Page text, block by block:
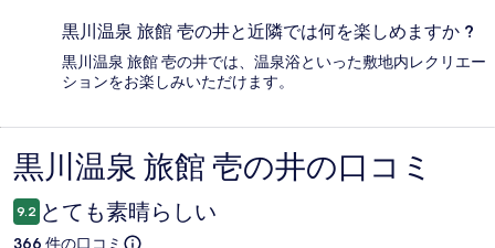
黒川温泉 旅館 壱の井と近隣では何を楽しめますか ?
黒川温泉 旅館 壱の井では、温泉浴といった敷地内レクリエー
ションをお楽しみいただけます。
口
コ
ミ
黒川温泉 旅館 壱の井の口コミ
9.2 とても素晴らしい
366 件の口コミ